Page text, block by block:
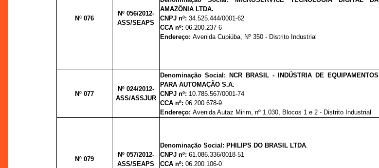
Nº 076
Nº 056/2012-
ASS/SEAPS
AMAZÔNIA LTDA.
CNPJ nº:34.525.444/0001-62
CCA nº: 06.200.237-6
Endereço:Avenida Cupiúba, Nº 350 - Distrito Industrial
Nº 077
Nº 024/2012-
ASS/ASSJUR
Denominação Social:
NCR BRASIL - INDÚSTRIA DE EQUIPAMENTOS
PARA AUTOMAÇÃO S.A.
CNPJ nº: 10.785.567/0001-74
CCA nº: 06.200.678-9
Endereço:Avenida Autaz Mirim,nº 1.030, Blocos 1 e 2 - Distrito Industrial
Nº 079
Nº 057/2012-
ASS/SEAPS
Denominação Social: PHILIPS DO BRASIL LTDA.
CNPJ nº:61.086.336/0018-51
CCA nº: 06.200.106-0